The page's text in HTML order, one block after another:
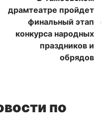
драмтеатре пройдет
финальный этап
конкурса народных
праздников и
обрядов
по